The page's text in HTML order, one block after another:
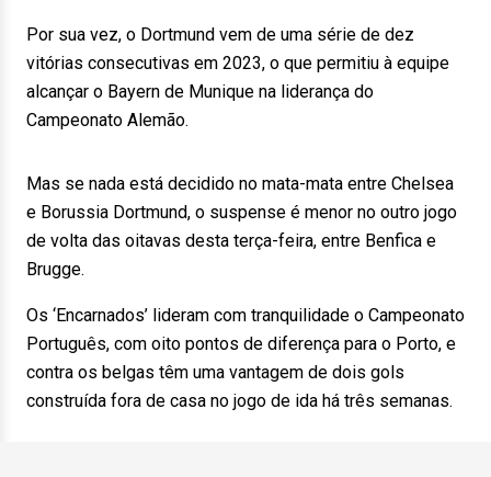
Por sua vez, o Dortmund vem de uma série de dez
vitórias consecutivas em 2023, o que permitiu à equipe
alcançar o Bayern de Munique na liderança do
Campeonato Alemão.
Mas se nada está decidido no mata-mata entre Chelsea
e Borussia Dortmund, o suspense é menor no outro jogo
de volta das oitavas desta terça-feira, entre Benfica e
Brugge.
Os ‘Encarnados’ lideram com tranquilidade o Campeonato
Português, com oito pontos de diferença para o Porto, e
contra os belgas têm uma vantagem de dois gols
construída fora de casa no jogo de ida há três semanas.